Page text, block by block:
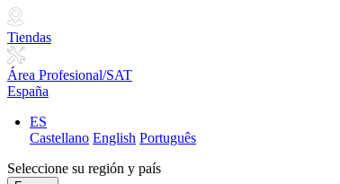
Tiendas
Área Profesional/SAT
España
ES
Castellano English Português
Seleccione su región y país